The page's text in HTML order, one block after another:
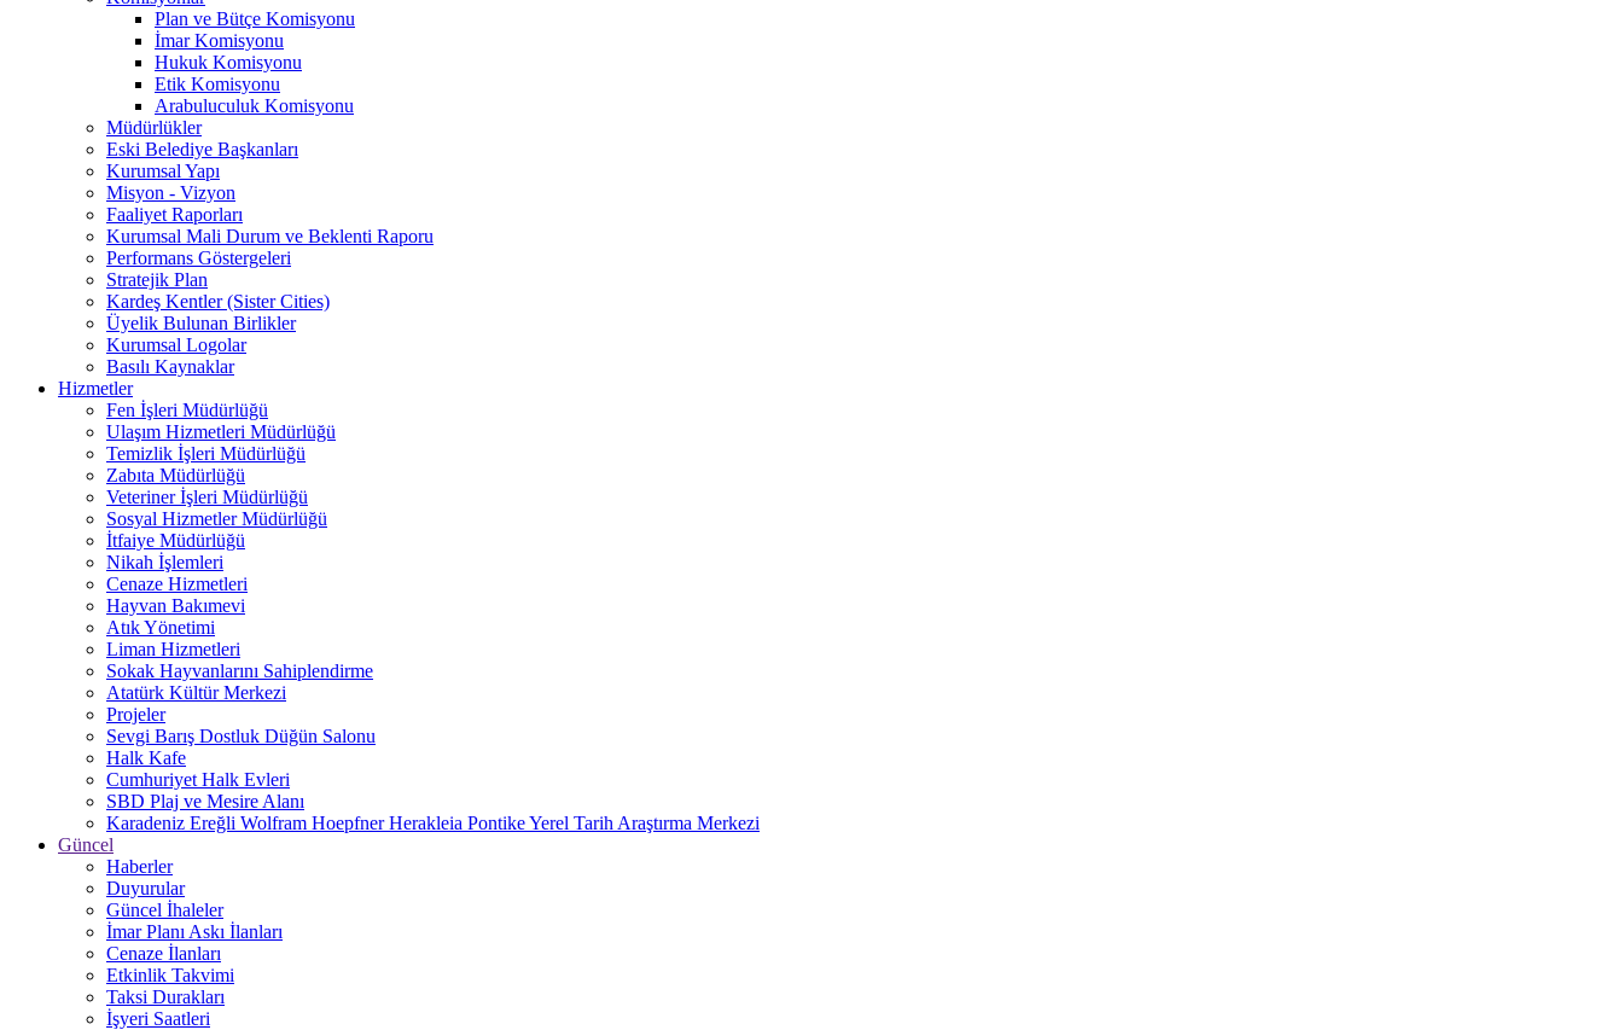
Plan ve Bütçe Komisyonu
İmar Komisyonu
Hukuk Komisyonu
Etik Komisyonu
Arabuluculuk Komisyonu
Müdürlükler
Eski Belediye Başkanları
Kurumsal Yapı
Misyon - Vizyon
Faaliyet Raporları
Kurumsal Mali Durum ve Beklenti Raporu
Performans Göstergeleri
Stratejik Plan
Kardeş Kentler (Sister Cities)
Üyelik Bulunan Birlikler
Kurumsal Logolar
Basılı Kaynaklar
Hizmetler
Fen İşleri Müdürlüğü
Ulaşım Hizmetleri Müdürlüğü
Temizlik İşleri Müdürlüğü
Zabıta Müdürlüğü
Veteriner İşleri Müdürlüğü
Sosyal Hizmetler Müdürlüğü
İtfaiye Müdürlüğü
Nikah İşlemleri
Cenaze Hizmetleri
Hayvan Bakımevi
Atık Yönetimi
Liman Hizmetleri
Sokak Hayvanlarını Sahiplendirme
Atatürk Kültür Merkezi
Projeler
Sevgi Barış Dostluk Düğün Salonu
Halk Kafe
Cumhuriyet Halk Evleri
SBD Plaj ve Mesire Alanı
Karadeniz Ereğli Wolfram Hoepfner Herakleia Pontike Yerel Tarih Araştırma Merkezi
Güncel
Haberler
Duyurular
Güncel İhaleler
İmar Planı Askı İlanları
Cenaze İlanları
Etkinlik Takvimi
Taksi Durakları
İşyeri Saatleri